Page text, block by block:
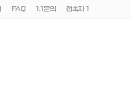
FAQ 1:1문의 접속자 1